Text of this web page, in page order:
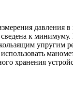
к
хранения